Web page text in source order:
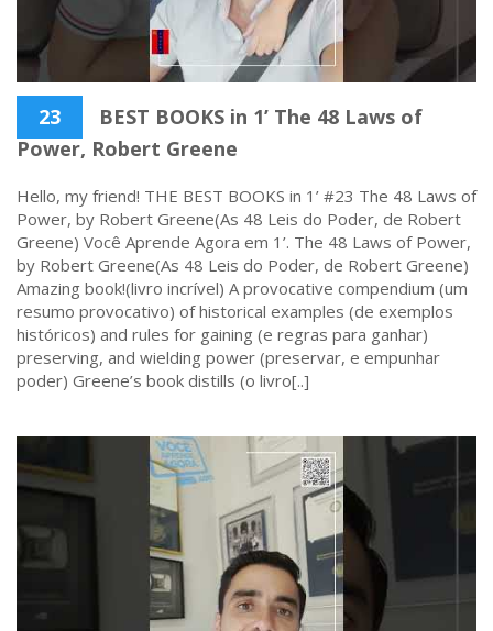
23
BEST BOOKS in 1’ The 48 Laws of
Power, Robert Greene
Hello, my friend! THE BEST BOOKS in 1’ #23 The 48 Laws of
Power, by Robert Greene(As 48 Leis do Poder, de Robert
Greene) Você Aprende Agora em 1’. The 48 Laws of Power,
by Robert Greene(As 48 Leis do Poder, de Robert Greene)
Amazing book!(livro incrível) A provocative compendium (um
resumo provocativo) of historical examples (de exemplos
históricos) and rules for gaining (e regras para ganhar)
preserving, and wielding power (preservar, e empunhar
poder) Greene’s book distills (o livro[..]